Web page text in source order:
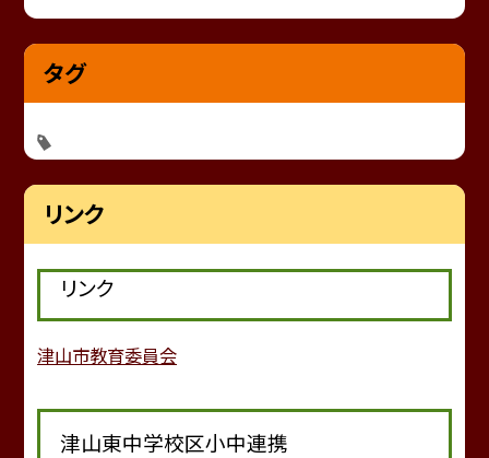
タグ
リンク
リンク
津山市教育委員会
津山東中学校区小中連携